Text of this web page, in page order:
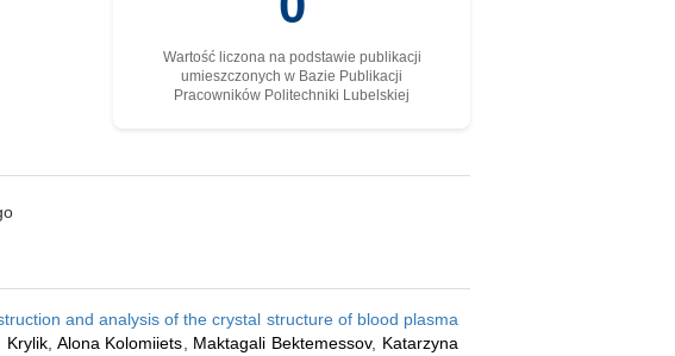
Wartość liczona na podstawie publikacji
umieszczonych w Bazie Publikacji
Pracowników Politechniki Lubelskiej
and analysis of the crystal structure of blood plasma
Krylik, Alona Kolomiiets Maktagali Bektemessov, Katarzyna